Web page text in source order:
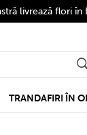
TRANDAFIRI ÎN
livrează flori